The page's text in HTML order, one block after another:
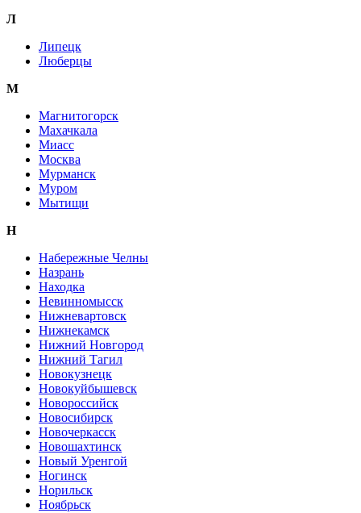
Л
Липецк
Люберцы
М
Магнитогорск
Махачкала
Миасс
Москва
Мурманск
Муром
Мытищи
Н
Набережные Челны
Назрань
Находка
Невинномысск
Нижневартовск
Нижнекамск
Нижний Новгород
Нижний Тагил
Новокузнецк
Новокуйбышевск
Новороссийск
Новосибирск
Новочеркасск
Новошахтинск
Новый Уренгой
Ногинск
Норильск
Ноябрьск